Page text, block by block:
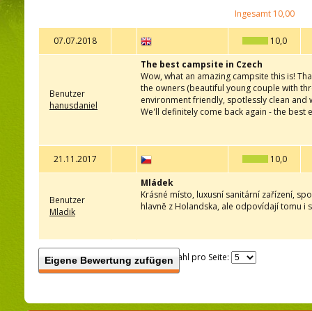
Ingesamt10,00
07.07.2018 10,0
Benutzer
hanusdaniel
The best campsite in Czech
Wow, what an amazing campsite this is!
the owners (beautiful young couple with
environment friendly, spotlessly clean
We'll definitely come back again - the best
21.11.2017 10,0
Benutzer
Mladik
Mládek
Krásné místo, luxusní sanitární zařízení,
hlavně z Holandska, ale odpovídají tomu i
Eigene Bewertung zufügenAnzahl pro Seite: